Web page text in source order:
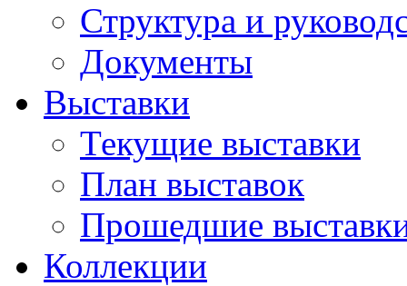
Структура и
Документы
Выставки
Текущие выставки
План выставок
Прошедшие
Коллекции